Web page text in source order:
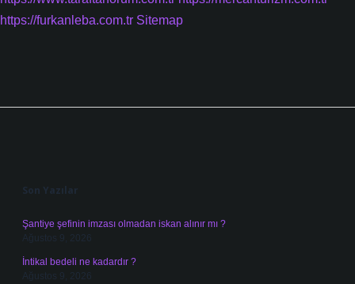
https://furkanleba.com.tr Sitemap
Son Yazılar
Şantiye şefinin imzası olmadan iskan alınır mı ?
Ağustos 9, 2026
İntikal bedeli ne kadardır ?
Ağustos 9, 2026